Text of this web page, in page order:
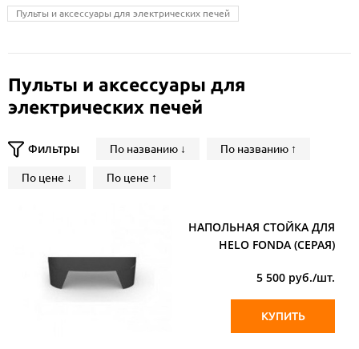
Пульты и аксессуары для электрических печей
Пульты и аксессуары для
электрических печей
Фильтры По названию ↓ По названию ↑
По цене ↓ По цене ↑
НАПОЛЬНАЯ СТОЙКА ДЛЯ
HELO FONDA (СЕРАЯ)
5 500 руб./шт.
КУПИТЬ